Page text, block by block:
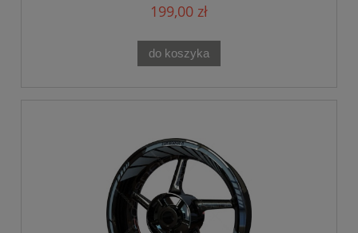
199,00 zł
do koszyka